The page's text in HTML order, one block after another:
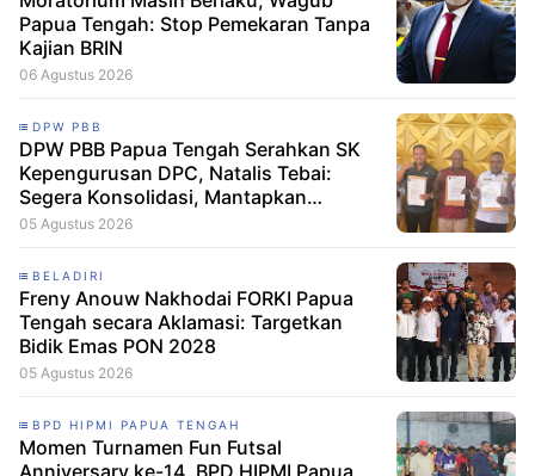
Update Terbaru
Moratorium Masih Berlaku, Wagub
Papua Tengah: Stop Pemekaran Tanpa
Kajian BRIN
06 Agustus 2026
DPW PBB Papua Tengah Serahkan SK
Kepengurusan DPC, Natalis Tebai:
Segera Konsolidasi, Mantapkan
Langkah Verifikasi, untuk 'Maju' 2029
05 Agustus 2026
Freny Anouw Nakhodai FORKI Papua
Tengah secara Aklamasi: Targetkan
Bidik Emas PON 2028